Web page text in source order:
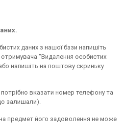
даних з нашої бази напишіть
"Видалення особистих
напишіть на поштову скриньку
потрібно вказати номер телефону та
залишали).
предмет його задоволення не може